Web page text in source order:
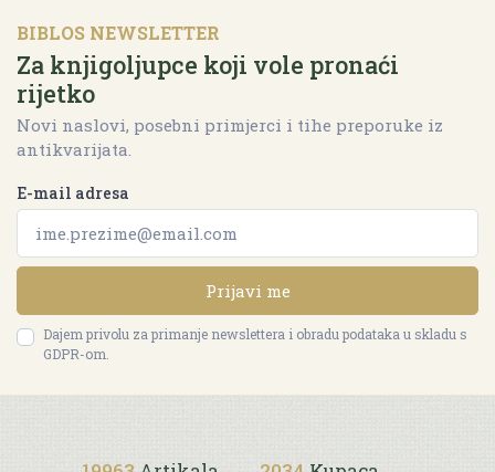
BIBLOS NEWSLETTER
Za knjigoljupce koji vole pronaći
rijetko
Novi naslovi, posebni primjerci i tihe preporuke iz
antikvarijata.
E-mail adresa
Prijavi me
Dajem privolu za primanje newslettera i obradu podataka u skladu s
GDPR-om.